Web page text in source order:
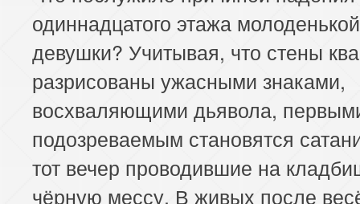
одиннадцатого этажа молоденькой
девушки? Учитывая, что стены
разрисованы ужасными знаками,
восхваляющими дьявола,
подозреваемым становятся
тот вечер проводившие на
чёрную мессу. В живых после